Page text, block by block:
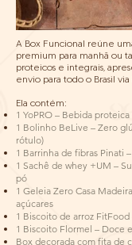
A Box Funcional reúne
premium para manhã ou
proteicos e integrais,
envio para todo o Brasil
Ela contém:
1 YoPRO – Bebida
1 Bolinho BeLive – Zero
rótulo)
1 Barrinha de fibras Pinati
1 Sachê de whey +UM –
pó
1 Geleia Zero Casa
açúcares
1 Biscoito de arroz
1 Biscoito Flormel – Doce
Box decorada com fita de